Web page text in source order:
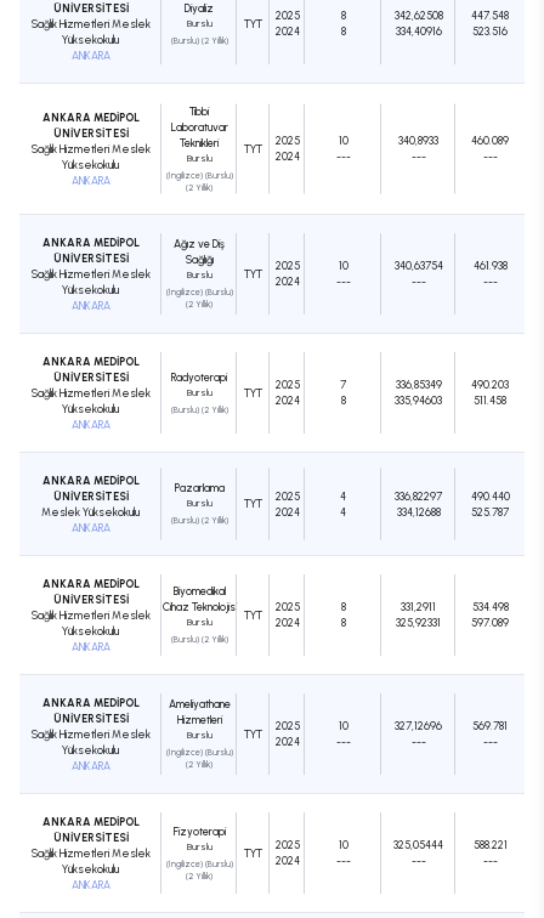
ÜNİVERSİTESİ
Sağlık Hizmetleri Meslek
Yüksekokulu
ANKARA
Diyaliz
Burslu
(Burslu) (2 Yıllık)
TYT
2025
2024
8
8
342,62508
334,40916
447.548
523.516
ANKARA MEDİPOL
ÜNİVERSİTESİ
Sağlık Hizmetleri Meslek
Yüksekokulu
ANKARA
Tıbbi
Laboratuvar
Teknikleri
Burslu
(İngilizce) (Burslu)
(2 Yıllık)
TYT
2025
2024
10
---
340,8933
---
460.089
---
ANKARA MEDİPOL
ÜNİVERSİTESİ
Sağlık Hizmetleri Meslek
Yüksekokulu
ANKARA
Ağız ve Diş
Sağlığı
Burslu
(İngilizce) (Burslu)
(2 Yıllık)
TYT
2025
2024
10
---
340,63754
---
461.938
---
ANKARA MEDİPOL
ÜNİVERSİTESİ
Sağlık Hizmetleri Meslek
Yüksekokulu
ANKARA
Radyoterapi
Burslu
(Burslu) (2 Yıllık)
TYT
2025
2024
7
8
336,85349
335,94603
490.203
511.458
ANKARA MEDİPOL
ÜNİVERSİTESİ
Meslek Yüksekokulu
ANKARA
Pazarlama
Burslu
(Burslu) (2 Yıllık)
TYT
2025
2024
4
4
336,82297
334,12688
490.440
525.787
ANKARA MEDİPOL
ÜNİVERSİTESİ
Sağlık Hizmetleri Meslek
Yüksekokulu
ANKARA
Biyomedikal
Cihaz Teknolojisi
Burslu
(Burslu) (2 Yıllık)
TYT
2025
2024
8
8
331,2911
325,92331
534.498
597.089
ANKARA MEDİPOL
ÜNİVERSİTESİ
Sağlık Hizmetleri Meslek
Yüksekokulu
ANKARA
Ameliyathane
Hizmetleri
Burslu
(İngilizce) (Burslu)
(2 Yıllık)
TYT
2025
2024
10
---
327,12696
---
569.781
---
ANKARA MEDİPOL
ÜNİVERSİTESİ
Sağlık Hizmetleri Meslek
Yüksekokulu
ANKARA
Fizyoterapi
Burslu
(İngilizce) (Burslu)
(2 Yıllık)
TYT
2025
2024
10
---
325,05444
---
588.221
---